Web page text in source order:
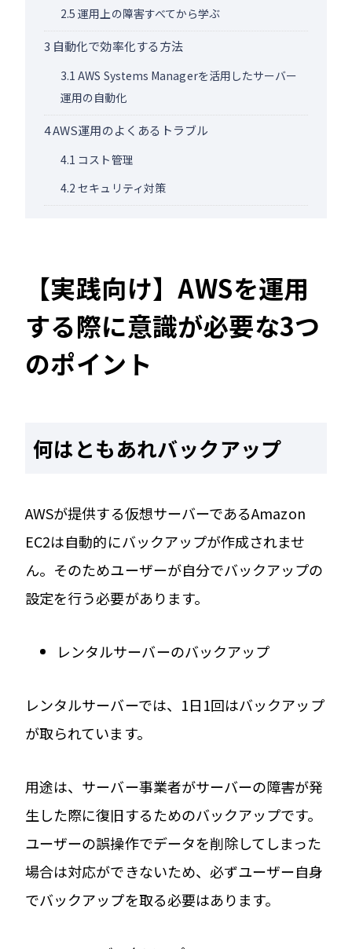
2.5 運用上の障害すべてから学ぶ
3 自動化で効率化する方法
3.1 AWS Systems Managerを活用したサーバー
運用の自動化
4AWS運用のよくあるトラブル
4.1 コスト管理
4.2 セキュリティ対策
【実践向け】AWSを運用
する際に意識が必要な3つ
のポイント
何はともあれバックアップ
AWSが提供する仮想サーバーであるAmazon
EC2は自動的にバックアップが作成されませ
ん。そのためユーザーが自分でバックアップの
設定を行う必要があります。
レンタルサーバーのバックアップ
レンタルサーバーでは、1日1回はバックアップ
が取られています。
用途は、サーバー事業者がサーバーの障害が発
生した際に復旧するためのバックアップです。
ユーザーの誤操作でデータを削除してしまった
場合は対応ができないため、必ずユーザー自身
でバックアップを取る必要はあります。